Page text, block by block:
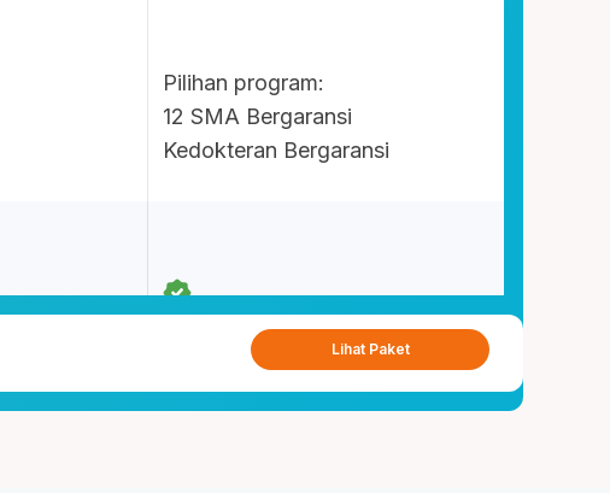
Pilihan program:
12 SMA Bergaransi
Kedokteran Bergaransi
Lihat Paket